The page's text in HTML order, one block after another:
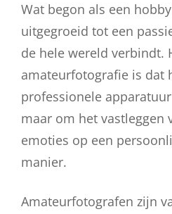
Wat begon als een
uitgegroeid tot een
de hele wereld verbindt.
amateurfotografie is dat
professionele
maar om het vastleggen
emoties op een
manier.
Amateurfotografen zijn